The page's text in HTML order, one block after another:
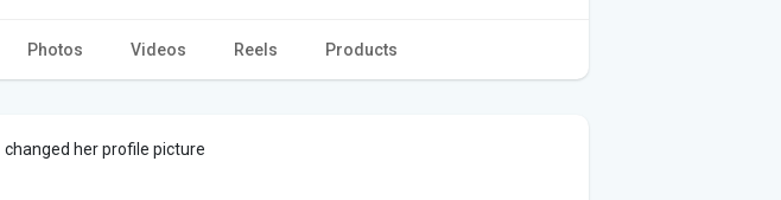
Photos Videos Reels Products
changed her profile picture